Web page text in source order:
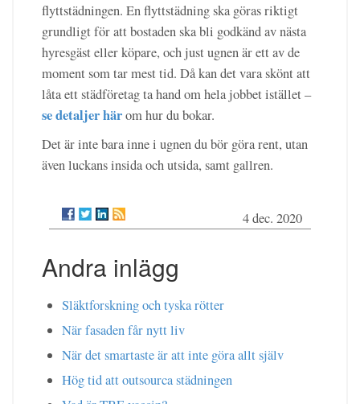
flyttstädningen. En flyttstädning ska göras riktigt
grundligt för att bostaden ska bli godkänd av nästa
hyresgäst eller köpare, och just ugnen är ett av de
moment som tar mest tid. Då kan det vara skönt att
låta ett städföretag ta hand om hela jobbet istället –
se detaljer härom hur du bokar.
Det är inte bara inne i ugnen du bör göra rent, utan
även luckans insida och utsida, samt gallren.
4 dec. 2020
Andra inlägg
Släktforskning och tyska rötter
När fasaden får nytt liv
När det smartaste är att inte göra allt själv
Hög tid att outsourca städningen